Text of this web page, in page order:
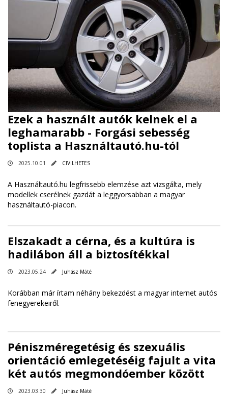
Ezek a használt autók kelnek el a
leghamarabb - Forgási sebesség
toplista a Használtautó.hu-tól
2025.10.01 CIVILHETES
A Használtautó.hu legfrissebb elemzése azt vizsgálta, mely
modellek cserélnek gazdát a leggyorsabban a magyar
használtautó-piacon.
Elszakadt a cérna, és a kultúra is
hadilábon áll a biztosítékkal
2023.05.24 Juhász Máté
Korábban már írtam néhány bekezdést a magyar internet autós
fenegyerekeiről.
Péniszméregetésig és szexuális
orientáció emlegetéséig fajult a vita
két autós megmondóember között
2023.03.30 Juhász Máté